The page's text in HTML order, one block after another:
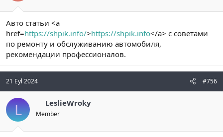
Авто статьи <a
href=https://shpik.info/>https://shpik.info</a> с советами
по ремонту и обслуживанию автомобиля,
рекомендации профессионалов.
21 Eyl 2024 #756
L LeslieWroky
Member